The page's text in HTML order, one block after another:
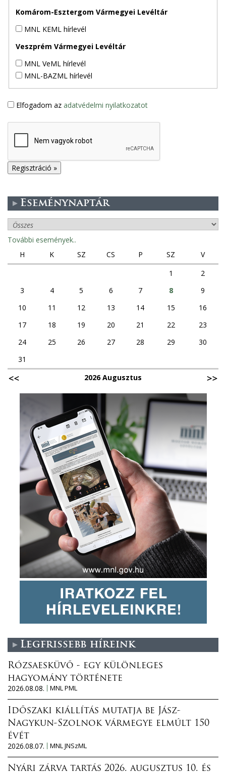
Komárom-Esztergom Vármegyei Levéltár
MNL KEML hírlevél
Veszprém Vármegyei Levéltár
MNL VeML hírlevél
MNL-BAZML hírlevél
Elfogadom az adatvédelmi nyilatkozatot
Eseménynaptár
További események..
H
K SZ CS P SZ
V
1
2
3
4 5 6 7 8
9
10
11 12 13 14 15
16
17
18 19 20 21 22
23
24
25 26 27 28 29
30
31
2026 Augusztus
Legfrissebb híreink
Rózsaesküvő - egy különleges
hagyomány története
2026.08.08.
MNL PML
Időszaki kiállítás mutatja be Jász-
Nagykun-Szolnok vármegye elmúlt 150
évét
2026.08.07.
MNL JNSzML
Nyári zárva tartás 2026. augusztus 10. és